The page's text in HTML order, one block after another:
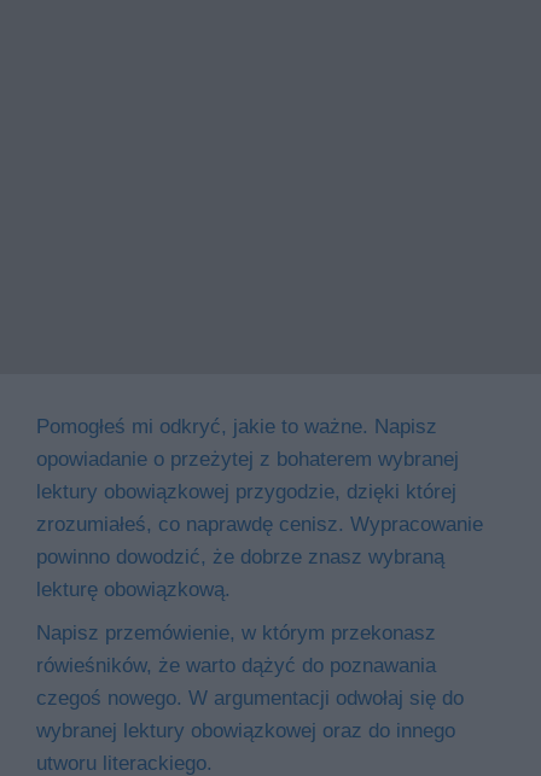
Pomogłeś mi odkryć, jakie to ważne. Napisz
opowiadanie o przeżytej z bohaterem wybranej
lektury obowiązkowej przygodzie, dzięki której
zrozumiałeś, co naprawdę cenisz. Wypracowanie
powinno dowodzić, że dobrze znasz wybraną
lekturę obowiązkową.
Napisz przemówienie, w którym przekonasz
rówieśników, że warto dążyć do poznawania
czegoś nowego. W argumentacji odwołaj się do
wybranej lektury obowiązkowej oraz do innego
utworu literackiego.